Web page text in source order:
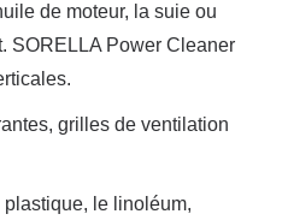
de moteur, la suie ou
SORELLA Power Cleaner
grilles de ventilation
le linoléum,